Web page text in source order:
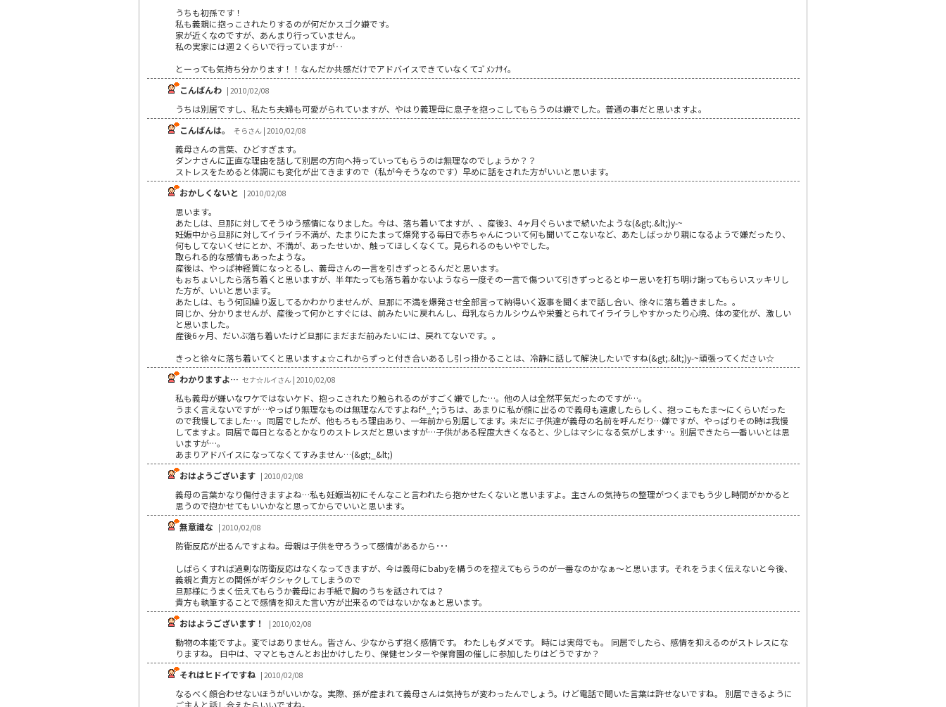
うちも初孫です！
私も義親に抱っこされたりするのが何だかスゴク嫌です。
家が近くなのですが、あんまり行っていません。
私の実家には週２くらいで行っていますが‥
とーっても気持ち分かります！！なんだか共感だけでアドバイスできていなくてｺﾞﾒﾝﾅｻｲ。
こんばんわ | 2010/02/08
うちは別居ですし、私たち夫婦も可愛がられていますが、やはり義理母に息子を抱っこしてもらうのは嫌でした。普通の事だと思いますよ。
こんばんは。
そらさん | 2010/02/08
義母さんの言葉、ひどすぎます。
ダンナさんに正直な理由を話して別居の方向へ持っていってもらうのは無理なのでしょうか？？
ストレスをためると体調にも変化が出てきますので（私が今そうなのです）早めに話をされた方がいいと思います。
おかしくないと
| 2010/02/08
思います。
あたしは、旦那に対してそうゆう感情になりました。今は、落ち着いてますが、、産後3、4ヶ月ぐらいまで続いたような(&gt;.&lt;)y-~
妊娠中から旦那に対してイライラ不満が、たまりにたまって爆発する毎日で赤ちゃんについて何も聞いてこないなど、あたしばっかり親になるようで嫌だったり、
何もしてないくせにとか、不満が、あったせいか、触ってほしくなくて。見られるのもいやでした。
取られる的な感情もあったような。
産後は、やっぱ神経質になっとるし、義母さんの一言を引きずっとるんだと思います。
もぉちょいしたら落ち着くと思いますが、半年たっても落ち着かないようなら一度その一言で傷ついて引きずっとるとゆー思いを打ち明け謝ってもらいスッキリし
た方が、いいと思います。
あたしは、もう何回繰り返してるかわかりませんが、旦那に不満を爆発させ全部言って納得いく返事を聞くまで話し合い、徐々に落ち着きました。。
同じか、分かりませんが、産後って何かとすぐには、前みたいに戻れんし、母乳ならカルシウムや栄養とられてイライラしやすかったり心境、体の変化が、激しい
と思いました。
産後6ヶ月、だいぶ落ち着いたけど旦那にまだまだ前みたいには、戻れてないです。。
きっと徐々に落ち着いてくと思いますょ☆これからずっと付き合いあるし引っ掛かることは、冷静に話して解決したいですね(&gt;.&lt;)y-~頑張ってください☆
わかりますよ… セナ☆ルイさん | 2010/02/08
私も義母が嫌いなワケではないケド、抱っこされたり触られるのがすごく嫌でした…。他の人は全然平気だったのですが…。
うまく言えないですが…やっぱり無理なものは無理なんですよねf^_^;うちは、あまりに私が顔に出るので義母も遠慮したらしく、抱っこもたま～にくらいだった
ので我慢してました…。同居でしたが、他もろもろ理由あり、一年前から別居してます。未だに子供達が義母の名前を呼んだり…嫌ですが、やっぱりその時は我慢
してますよ。同居で毎日となるとかなりのストレスだと思いますが…子供がある程度大きくなると、少しはマシになる気がします…。別居できたら一番いいとは思
いますが…。
あまりアドバイスになってなくてすみません…(&gt;_&lt;)
おはようございます | 2010/02/08
義母の言葉かなり傷付きますよね…私も妊娠当初にそんなこと言われたら抱かせたくないと思いますよ。主さんの気持ちの整理がつくまでもう少し時間がかかると
思うので抱かせてもいいかなと思ってからでいいと思います。
無意識な | 2010/02/08
防衛反応が出るんですよね。母親は子供を守ろうって感情があるから･･･
しばらくすれば過剰な防衛反応はなくなってきますが、今は義母にbabyを構うのを控えてもらうのが一番なのかなぁ～と思います。それをうまく伝えないと今後、
義親と貴方との関係がギクシャクしてしまうので
旦那様にうまく伝えてもらうか義母にお手紙で胸のうちを話されては？
貴方も執筆することで感情を抑えた言い方が出来るのではないかなぁと思います。
おはようございます！
| 2010/02/08
動物の本能ですよ。変ではありません。皆さん、少なからず抱く感情です。 わたしもダメです。 時には実母でも。 同居でしたら、感情を抑えるのがストレスにな
りますね。 日中は、ママともさんとお出かけしたり、保健センターや保育園の催しに参加したりはどうですか？
それはヒドイですね | 2010/02/08
なるべく顔合わせないほうがいいかな。実際、孫が産まれて義母さんは気持ちが変わったんでしょう。けど電話で聞いた言葉は許せないですね。 別居できるように
ご主人と話し合えたらいいですね。